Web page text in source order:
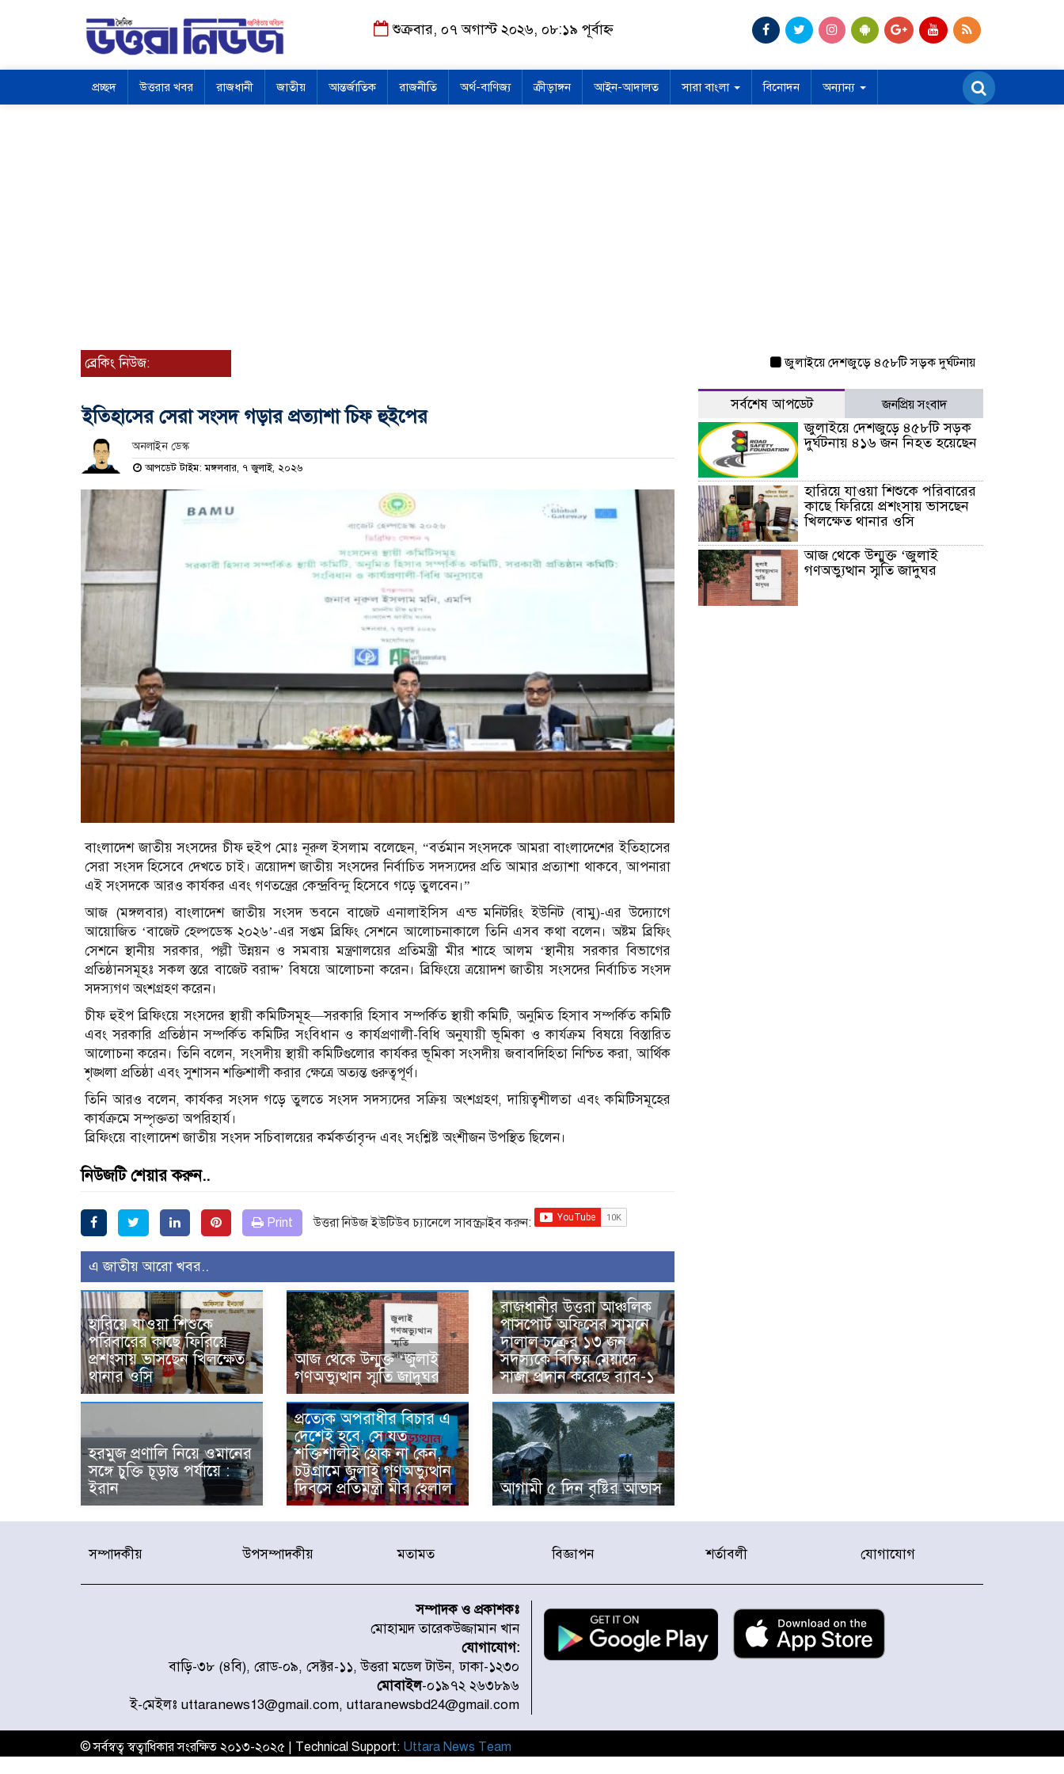
শুক্রবার, ০৭ অগাস্ট ২০২৬, ০৮:১৯ পূর্বাহ্ন
প্রচ্ছদ উত্তরার খবর রাজধানী জাতীয় আন্তর্জাতিক রাজনীতি অর্থ-বাণিজ্য ক্রীড়াঙ্গন আইন-আদালত সারা বাংলা বিনোদন অন্যান্য
ব্রেকিং নিউজ: জুলাইয়ে দেশজুড়ে ৪৫৮টি সড়ক দুর্ঘটনায় ৪১৬ জন নিহত
ইতিহাসের সেরা সংসদ গড়ার প্রত্যাশা চিফ হুইপের
অনলাইন ডেস্ক
আপডেট টাইম: মঙ্গলবার, ৭ জুলাই, ২০২৬
বাংলাদেশ জাতীয় সংসদের চীফ হুইপ মোঃ নূরুল ইসলাম বলেছেন, “বর্তমান সংসদকে আমরা বাংলাদেশের ইতিহাসের
সেরা সংসদ হিসেবে দেখতে চাই। ত্রয়োদশ জাতীয় সংসদের নির্বাচিত সদস্যদের প্রতি আমার প্রত্যাশা থাকবে, আপনারা
এই সংসদকে আরও কার্যকর এবং গণতন্ত্রের কেন্দ্রবিন্দু হিসেবে গড়ে তুলবেন।”
আজ (মঙ্গলবার) বাংলাদেশ জাতীয় সংসদ ভবনে বাজেট এনালাইসিস এন্ড মনিটরিং ইউনিট (বামু)-এর উদ‌্যোগে
আয়োজিত ‘বাজেট হেল্পডেস্ক ২০২৬’-এর সপ্তম ব্রিফিং সেশনে আলোচনাকালে তিনি এসব কথা বলেন। অষ্টম ব্রিফিং
সেশনে স্থানীয় সরকার, পল্লী উন্নয়ন ও সমবায় মন্ত্রণালয়ের প্রতিমন্ত্রী মীর শাহে আলম ‘স্থানীয় সরকার বিভাগের
প্রতিষ্ঠানসমূহঃ সকল স্তরে বাজেট বরাদ্দ’ বিষয়ে আলোচনা করেন। ব্রিফিংয়ে ত্রয়োদশ জাতীয় সংসদের নির্বাচিত সংসদ
সদস্যগণ অংশগ্রহণ করেন।
চীফ হুইপ ব্রিফিংয়ে সংসদের স্থায়ী কমিটিসমূহ—সরকারি হিসাব সম্পর্কিত স্থায়ী কমিটি, অনুমিত হিসাব সম্পর্কিত কমিটি
এবং সরকারি প্রতিষ্ঠান সম্পর্কিত কমিটির সংবিধান ও কার্যপ্রণালী-বিধি অনুযায়ী ভূমিকা ও কার্যক্রম বিষয়ে বিস্তারিত
আলোচনা করেন। তিনি বলেন, সংসদীয় স্থায়ী কমিটিগুলোর কার্যকর ভূমিকা সংসদীয় জবাবদিহিতা নিশ্চিত করা, আর্থিক
শৃঙ্খলা প্রতিষ্ঠা এবং সুশাসন শক্তিশালী করার ক্ষেত্রে অত্যন্ত গুরুত্বপূর্ণ।
তিনি আরও বলেন, কার্যকর সংসদ গড়ে তুলতে সংসদ সদস্যদের সক্রিয় অংশগ্রহণ, দায়িত্বশীলতা এবং কমিটিসমূহের
কার্যক্রমে সম্পৃক্ততা অপরিহার্য।
ব্রিফিংয়ে বাংলাদেশ জাতীয় সংসদ সচিবালয়ের কর্মকর্তাবৃন্দ এবং সংশ্লিষ্ট অংশীজন উপস্থিত ছিলেন।
নিউজটি শেয়ার করুন..
Print উত্তরা নিউজ ইউটিউব চ্যানেলে সাবস্ক্রাইব করুন:
এ জাতীয় আরো খবর..
হারিয়ে যাওয়া শিশুকে
পরিবারের কাছে ফিরিয়ে
প্রশংসায় ভাসছেন খিলক্ষেত
থানার ওসি
আজ থেকে উন্মুক্ত ‘জুলাই
গণঅভ্যুত্থান স্মৃতি জাদুঘর
রাজধানীর উত্তরা আঞ্চলিক
পাসপোর্ট অফিসের সামনে
দালাল চক্রের ১৩ জন
সদস্যকে বিভিন্ন মেয়াদে
সাজা প্রদান করেছে র‌্যাব-১
হরমুজ প্রণালি নিয়ে ওমানের
সঙ্গে চুক্তি চূড়ান্ত পর্যায়ে :
ইরান
প্রত্যেক অপরাধীর বিচার এ
দেশেই হবে, সে যত
শক্তিশালীই হোক না কেন,
চট্টগ্রামে জুলাই গণঅভ্যুত্থান
দিবসে প্রতিমন্ত্রী মীর হেলাল
আগামী ৫ দিন বৃষ্টির আভাস
সর্বশেষ আপডেট জনপ্রিয় সংবাদ
জুলাইয়ে দেশজুড়ে ৪৫৮টি সড়ক
দুর্ঘটনায় ৪১৬ জন নিহত হয়েছেন
হারিয়ে যাওয়া শিশুকে পরিবারের
কাছে ফিরিয়ে প্রশংসায় ভাসছেন
খিলক্ষেত থানার ওসি
আজ থেকে উন্মুক্ত ‘জুলাই
গণঅভ্যুত্থান স্মৃতি জাদুঘর
সম্পাদকীয় উপসম্পাদকীয় মতামত বিজ্ঞাপন শর্তাবলী যোগাযোগ
সম্পাদক ও প্রকাশকঃ
মোহাম্মদ তারেকউজ্জামান খান
যোগাযোগ:
বাড়ি-৩৮ (৪বি), রোড-০৯, সেক্টর-১১, উত্তরা মডেল টাউন, ঢাকা-১২৩০
মোবাইল-০১৯৭২ ২৬৩৮৯৬
ই-মেইলঃ uttaranews13@gmail.com, uttaranewsbd24@gmail.com
© সর্বস্বত্ব স্বত্বাধিকার সংরক্ষিত ২০১৩-২০২৫ | Technical Support: Uttara News Team